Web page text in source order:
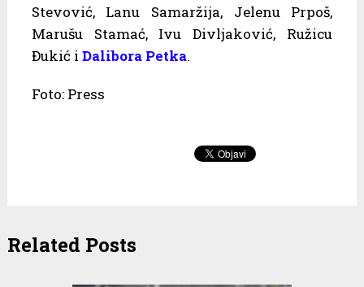
Stevović, Lanu Samaržija, Jelenu Prpoš,
Marušu Stamać, Ivu Divljaković, Ružicu
Đukić i Dalibora Petka.
Foto: Press
Related Posts